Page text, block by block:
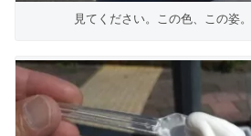
見てください。この色、この姿